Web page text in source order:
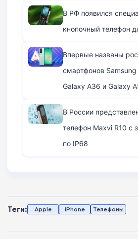
В РФ появился
кнопочный телефон
Впервые названы
смартфонов
Galaxy A36 и Galaxy
В России
телефон Maxvi R10 с
по IP68
Теги: Apple iPhone Телефоны